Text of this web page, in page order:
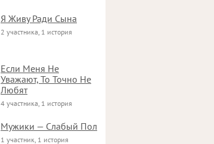
Я Живу Ради Сына
2 участника, 1 история
Если Меня Не
Уважают, То Точно Не
Любят
4 участника, 1 история
Мужики — Слабый Пол
1 участник, 1 история